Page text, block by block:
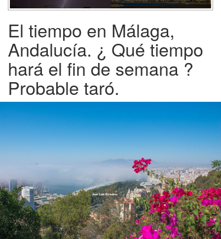
El tiempo en Málaga,
Andalucía. ¿ Qué tiempo
hará el fin de semana ?
Probable taró.